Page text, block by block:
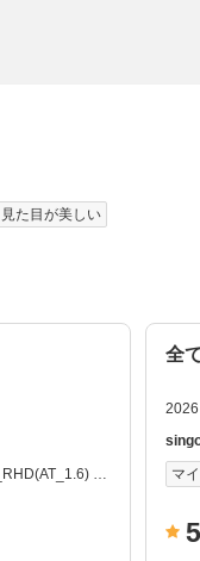
見た目が美しい
20
全
マ